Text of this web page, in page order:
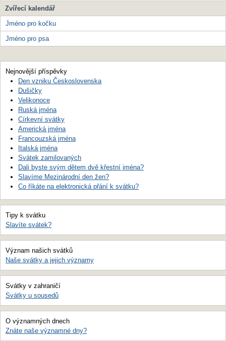
Zvířecí kalendář
Jméno pro kočku
Jméno pro psa
Nejnovější příspěvky
Den vzniku Československa
Dušičky
Velikonoce
Ruská jména
Církevní svátky
Americká jména
Francouzská jména
Italská jména
Svátek zamilovaných
Dali byste svým dětem dvě křestní jména?
Slavíme Mezinárodní den žen?
Co říkáte na elektronická přání k svátku?
Tipy k svátku
Slavíte svátek?
Význam našich svátků
Naše svátky a jejich významy
Svátky v zahraničí
Svátky u sousedů
O významných dnech
Znáte naše významné dny?